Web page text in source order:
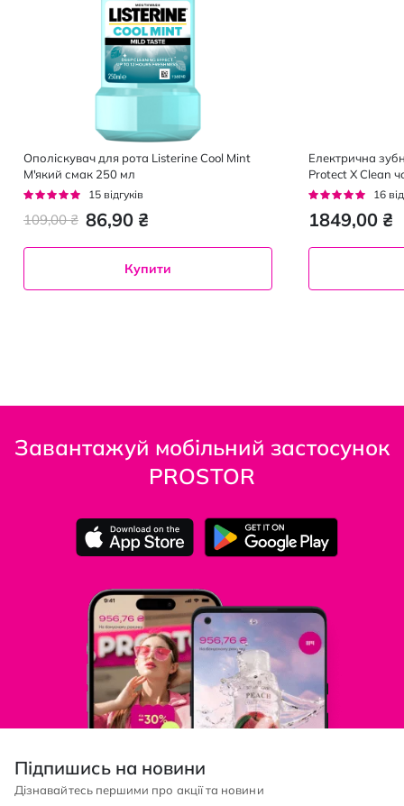
Ополіскувач для рота Listerine Cool Mint
М'який смак 250 мл
Рейтинг:
15 відгуків
86,90 ₴
109,00 ₴
Купити
Електрична
Protect X Clean
Рейтинг:
16
1849,00 ₴
Завантажуй мобільний застосунок
PROSTOR
Підпишись на новини
Дізнавайтесь першими про акції та новини